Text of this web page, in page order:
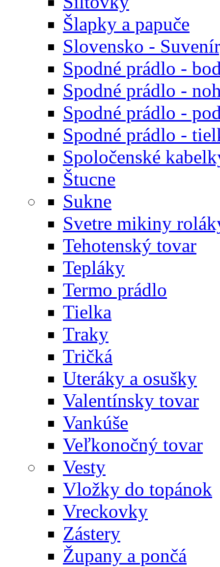
Šlapky a papuče
Slovensko -
Spodné prádlo -
Spodné prádlo -
Spodné prádlo -
Spodné prádlo -
Spoločenské
Štucne
Sukne
Svetre mikiny
Tehotenský tovar
Tepláky
Termo prádlo
Tielka
Traky
Tričká
Uteráky a osušky
Valentínsky tovar
Vankúše
Veľkonočný tovar
Vesty
Vložky do topánok
Vreckovky
Zástery
Župany a pončá